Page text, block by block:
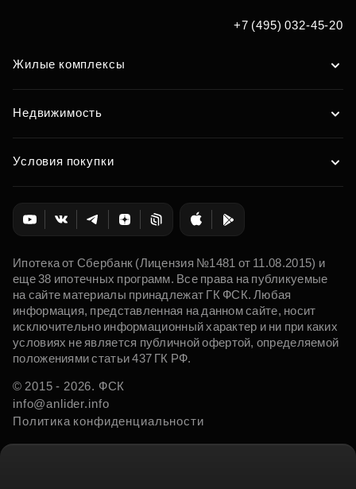
+7 (495) 032-45-20
Жилые комплексы
Недвижимость
Условия покупки
Ипотека от Сбербанк (Лицензия №1481 от 11.08.2015) и
еще 38 ипотечных программ. Все права на публикуемые
на сайте материалы принадлежат ГК ФСК. Любая
информация, представленная на данном сайте, носит
исключительно информационный характер и ни при каких
условиях не является публичной офертой, определяемой
положениями статьи 437 ГК РФ.
© 2015 - 2026. ФСК
info@anlider.info
Политика конфиденциальности